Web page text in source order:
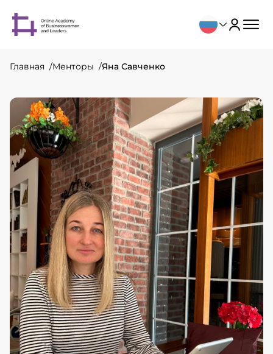
Главная Менторы Яна Савченко